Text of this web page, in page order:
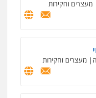
צבא מעצרים
דין פלילי
סמים מעצרים